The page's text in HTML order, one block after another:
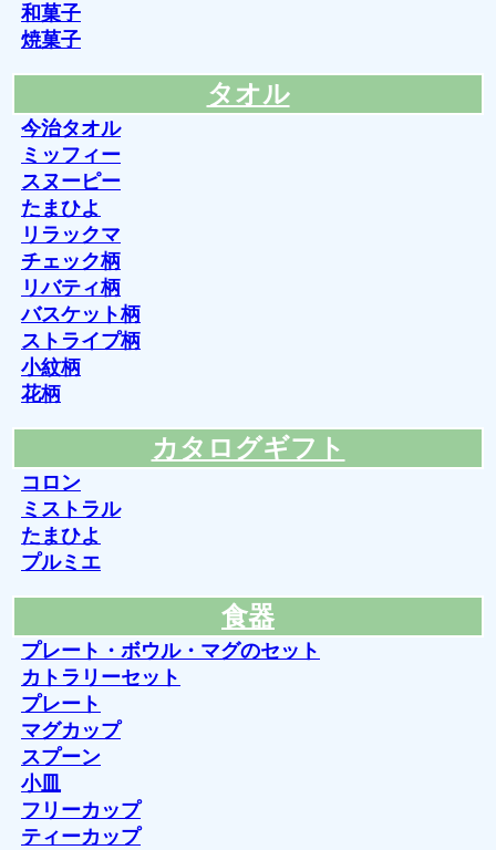
和菓子
焼菓子
タオル
今治タオル
ミッフィー
スヌーピー
たまひよ
リラックマ
チェック柄
リバティ柄
バスケット柄
ストライプ柄
小紋柄
花柄
カタログギフト
コロン
ミストラル
たまひよ
プルミエ
食器
プレート・ボウル・マグのセット
カトラリーセット
プレート
マグカップ
スプーン
小皿
フリーカップ
ティーカップ